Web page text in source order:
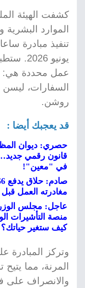
كشفت الهيئة
الموارد البشرية
يونيو
عمل محددة هي:
السفارات،
روشن.
قد يعجبك أيضا :
حصري: ديوان
قانون رقمي
في "معين"!
مغادرته العمل قبل
عاجل: مجلس
كيف ستغير حياتك؟
وتركز المبادرة
المرنة، مما
والانصراف على